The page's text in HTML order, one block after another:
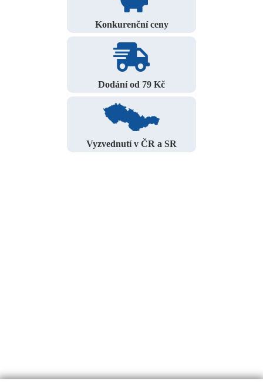
Konkurenční ceny
Dodání od 79 Kč
Vyzvednutí v ČR a SR